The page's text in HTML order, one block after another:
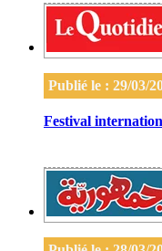
Publié le : 29/03/
Festival